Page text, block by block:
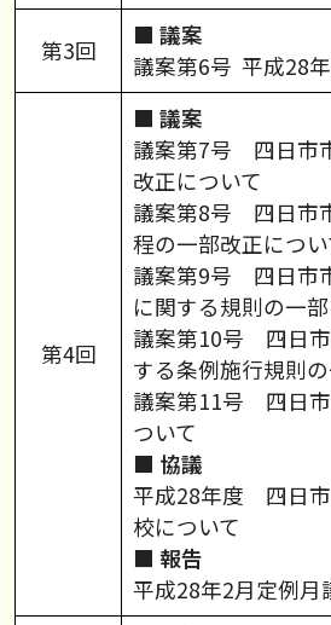
第3回
■ 議案
議案第6号 平成28
第4回
■ 議案
議案第7号 四日市
改正について
議案第8号 四日市
程の一部改正につい
議案第9号 四日市
に関する規則の一
議案第10号 四日
する条例施行規則
議案第11号 四日
ついて
■ 協議
平成28年度 四日
校について
■ 報告
平成28年2月定例月